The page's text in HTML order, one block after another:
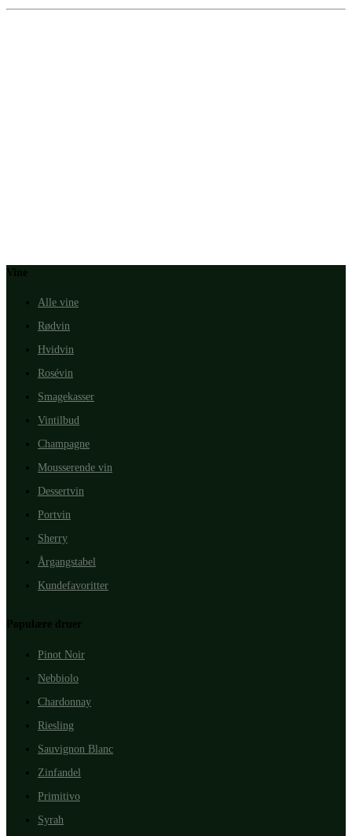
Vine
Alle vine
Rødvin
Hvidvin
Rosévin
Smagekasser
Vintilbud
Champagne
Mousserende vin
Dessertvin
Portvin
Sherry
Årgangstabel
Kundefavoritter
Populære druer
Pinot Noir
Nebbiolo
Chardonnay
Riesling
Sauvignon Blanc
Zinfandel
Primitivo
Syrah